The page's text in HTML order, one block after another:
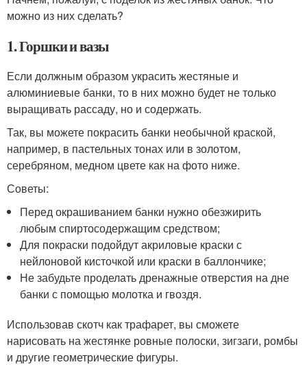
можно из них сделать?
1. Горшки и вазы
Если должным образом украсить жестяные и
алюминиевые банки, то в них можно будет не только
выращивать рассаду, но и содержать.
Так, вы можете покрасить банки необычной краской,
например, в пастельных тонах или в золотом,
серебряном, медном цвете как на фото ниже.
Советы:
Перед окрашиванием банки нужно обезжирить
любым спиртосодержащим средством;
Для покраски подойдут акриловые краски с
нейлоновой кисточкой или краски в баллончике;
Не забудьте проделать дренажные отверстия на дне
банки с помощью молотка и гвоздя.
Использовав скотч как трафарет, вы сможете
нарисовать на жестянке ровные полоски, зигзаги, ромбы
и другие геометрические фигуры.